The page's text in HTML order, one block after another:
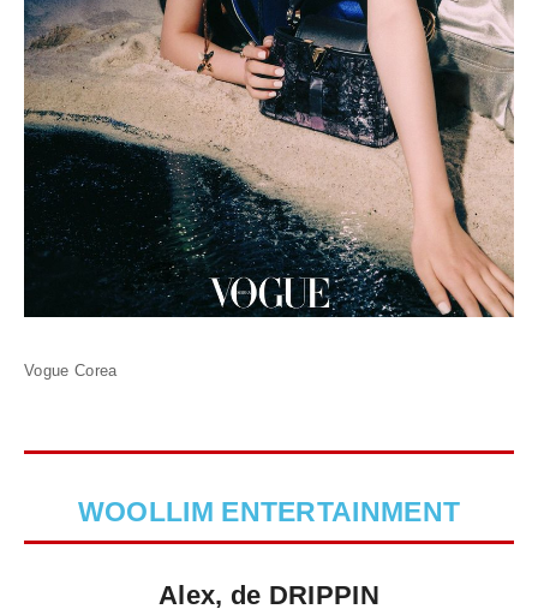
Vogue Corea
WOOLLIM ENTERTAINMENT
Alex, de DRIPPIN